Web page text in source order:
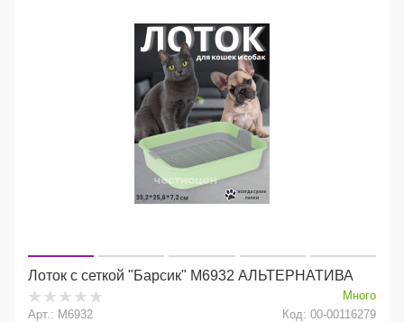
Лоток с сеткой "Барсик" М6932 АЛЬТЕРНАТИВА
Много
Арт.: М6932
Код: 00-00116279